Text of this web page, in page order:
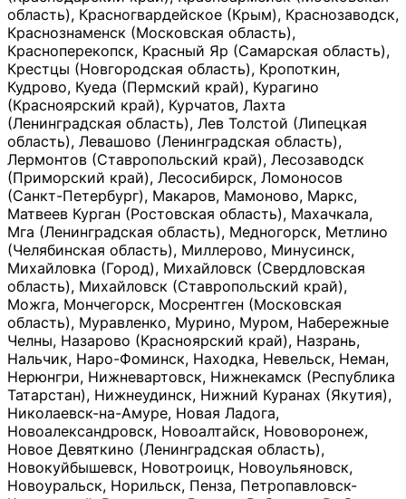
область), Красногвардейское (Крым), Краснозаводск,
Краснознаменск (Московская область),
Красноперекопск, Красный Яр (Самарская область),
Крестцы (Новгородская область), Кропоткин,
Кудрово, Куеда (Пермский край), Курагино
(Красноярский край), Курчатов, Лахта
(Ленинградская область), Лев Толстой (Липецкая
область), Левашово (Ленинградская область),
Лермонтов (Ставропольский край), Лесозаводск
(Приморский край), Лесосибирск, Ломоносов
(Санкт-Петербург), Макаров, Мамоново, Маркс,
Матвеев Курган (Ростовская область), Махачкала,
Мга (Ленинградская область), Медногорск, Метлино
(Челябинская область), Миллерово, Минусинск,
Михайловка (Город), Михайловск (Свердловская
область), Михайловск (Ставропольский край),
Можга, Мончегорск, Мосрентген (Московская
область), Муравленко, Мурино, Муром, Набережные
Челны, Назарово (Красноярский край), Назрань,
Нальчик, Наро-Фоминск, Находка, Невельск, Неман,
Нерюнгри, Нижневартовск, Нижнекамск (Республика
Татарстан), Нижнеудинск, Нижний Куранах (Якутия),
Николаевск-на-Амуре, Новая Ладога,
Новоалександровск, Новоалтайск, Нововоронеж,
Новое Девяткино (Ленинградская область),
Новокуйбышевск, Новотроицк, Новоульяновск,
Новоуральск, Норильск, Пенза, Петропавловск-